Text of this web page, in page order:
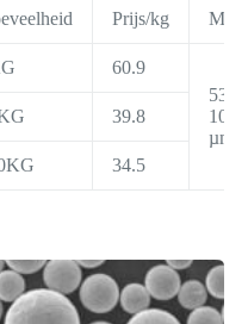
Prijs/kg Maat
60.9
53-
105
µm
39.8
34.5